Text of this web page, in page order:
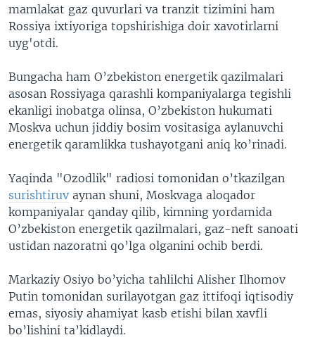
mamlakat gaz quvurlari va tranzit tizimini ham
Rossiya ixtiyoriga topshirishiga doir xavotirlarni
uyg'otdi.
Bungacha ham O’zbekiston energetik qazilmalari
asosan Rossiyaga qarashli kompaniyalarga tegishli
ekanligi inobatga olinsa, O’zbekiston hukumati
Moskva uchun jiddiy bosim vositasiga aylanuvchi
energetik qaramlikka tushayotgani aniq ko’rinadi.
Yaqinda "Ozodlik" radiosi tomonidan o’tkazilgan
surishtiruv aynan shuni, Moskvaga aloqador
kompaniyalar qanday qilib, kimning yordamida
O’zbekiston energetik qazilmalari, gaz-neft sanoati
ustidan nazoratni qo’lga olganini ochib berdi.
Markaziy Osiyo bo’yicha tahlilchi Alisher Ilhomov
Putin tomonidan surilayotgan gaz ittifoqi iqtisodiy
emas, siyosiy ahamiyat kasb etishi bilan xavfli
bo’lishini ta’kidlaydi.